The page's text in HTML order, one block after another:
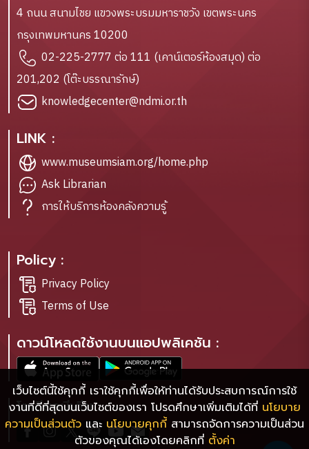
เว็บไซต์นี้ใช้คุกกี้ เราใช้คุกกี้เพื่อให้ท่านได้รับประสบการณ์การใช้
งานที่ดีที่สุดบนเว็บไซต์ของเรา โปรดศึกษาเพิ่มเติมได้ที่ นโยบาย
ความเป็นส่วนตัว และ นโยบายคุกกี้ สามารถจัดการความเป็นส่วน
ตัวของคุณได้เองโดยคลิกที่ ตั้งค่า
4 ถนน สนามไชย แขวงพระบรมมหาราชวัง เขตพระนคร
กรุงเทพมหานคร 10200
02-225-2777 ต่อ 111 (เคาน์เตอร์ห้องสมุด) ต่อ
201,202 (โต๊ะบรรณารักษ์)
knowledgecenter@ndmi.or.th
LINK :
www.museumsiam.org/home.php
Ask Librarian
การให้บริการห้องคลังความรู้
Policy :
Privacy Policy
Terms of Use
ดาวน์โหลดใช้งานบนแอปพลิเคชัน :
โซเชียลมีเดีย :